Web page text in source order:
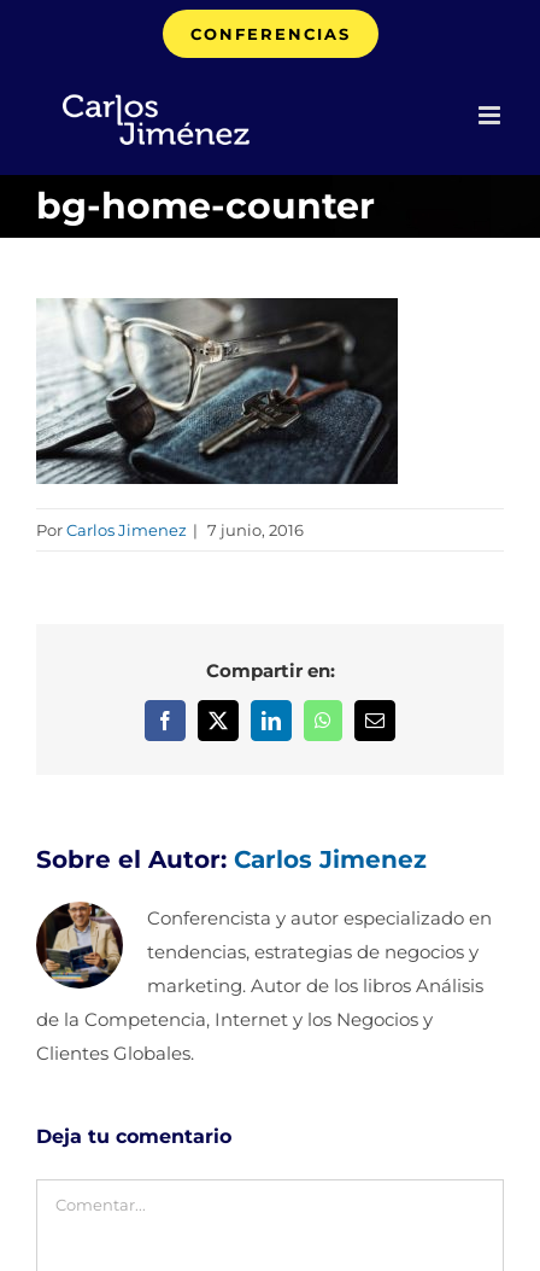
CONFERENCIAS
bg-home-counter
PorCarlos Jimenez | 7 junio, 2016
Compartir en:
Facebook
X LinkedInWhatsAppCorreo
Sobre el Autor: Carlos Jimenez
Conferencista y autor especializado en
tendencias, estrategias de negocios y
marketing. Autor de los libros Análisis
de la Competencia, Internet y los Negocios y
Clientes Globales.
Deja tu comentario
Comentar